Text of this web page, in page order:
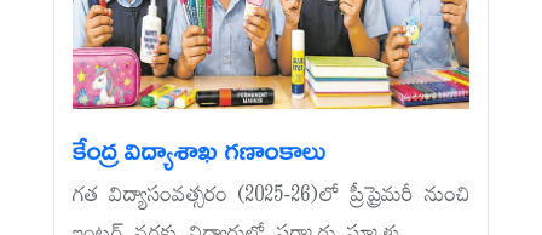
కేంద్ర విద్యాశాఖ గణాంకాలు
గత విద్యాసంవత్సరం (2025-26)లో ప్రీప్రైమరీ నుంచి